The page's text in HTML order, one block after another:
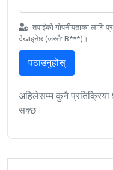
तपाईंको गोपनीयताका लागि
देखाइनेछ (जस्तै: B***)।
पठाउनुहोस्
अहिलेसम्म कुनै प्रतिक्रिया
सक्छ।